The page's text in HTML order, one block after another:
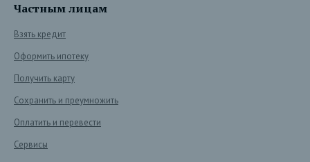
Частным лицам
Взять кредит
Оформить ипотеку
Получить карту
Сохранить и преумножить
Оплатить и перевести
Сервисы